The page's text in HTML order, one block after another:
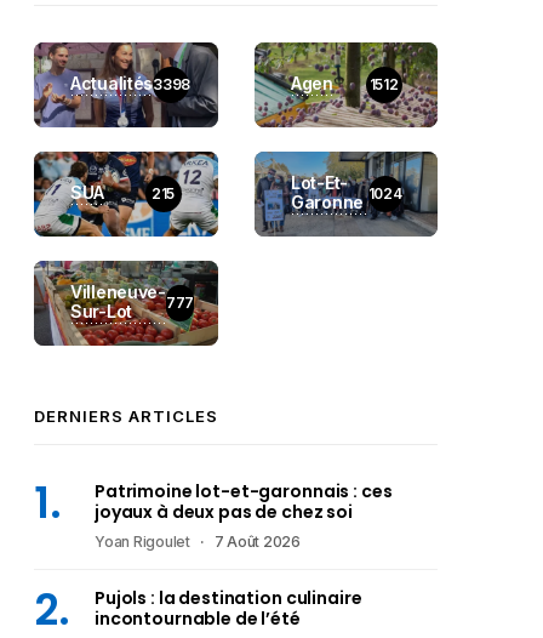
Actualités3398 Agen 1512
SUA 215
Lot-Et-
Garonne 1024
Villeneuve-
Sur-Lot
777
DERNIERS ARTICLES
Patrimoine lot-et-garonnais : ces
joyaux à deux pas de chez soi
Yoan Rigoulet 7 Août 2026
Pujols : la destination culinaire
incontournable de l’été